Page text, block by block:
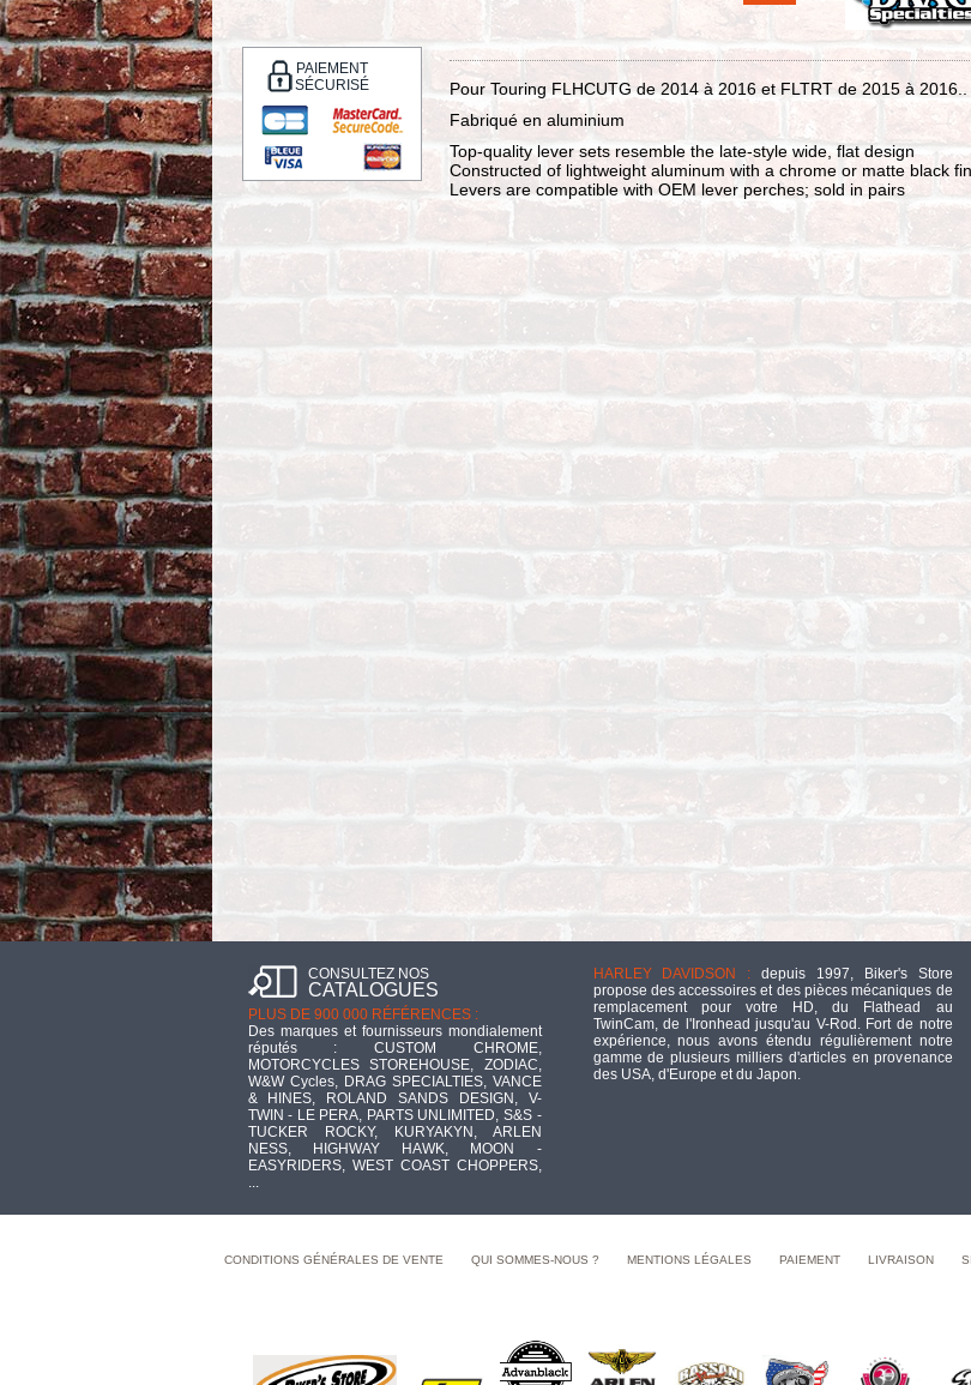
PAIEMENT
SÉCURISÉ
Pour Touring FLHCUTG de 2014 à 2016 et FLTRT de 2015 à 2016..
Fabriqué en aluminium
Top-quality lever sets resemble the late-style wide, flat design
Constructed of lightweight aluminum with a chrome or matte black
Levers are compatible with OEM lever perches; sold in pairs
CONSULTEZ NOS
CATALOGUES
PLUS DE 900 000 RÉFÉRENCES :
Des marques et fournisseurs mondialement
réputés : CUSTOM CHROME,
MOTORCYCLES STOREHOUSE, ZODIAC,
W&W Cycles, DRAG SPECIALTIES, VANCE
& HINES, ROLAND SANDS DESIGN, V-
TWIN - LE PERA, PARTS UNLIMITED, S&S -
TUCKER ROCKY, KURYAKYN, ARLEN
NESS, HIGHWAY HAWK, MOON -
EASYRIDERS, WEST COAST CHOPPERS,
HARLEY DAVIDSON : depuis 1997, Biker's Store
propose des accessoires et des pièces mécaniques de
remplacement pour votre HD, du Flathead au
TwinCam, de l'Ironhead jusqu'au V-Rod. Fort de notre
expérience, nous avons étendu régulièrement notre
gamme de plusieurs milliers d'articles en provenance
des USA, d'Europe et du Japon.
CONDITIONS GÉNÉRALES DE VENTE QUI SOMMES-NOUS ? MENTIONS LÉGALES PAIEMENT LIVRAISON